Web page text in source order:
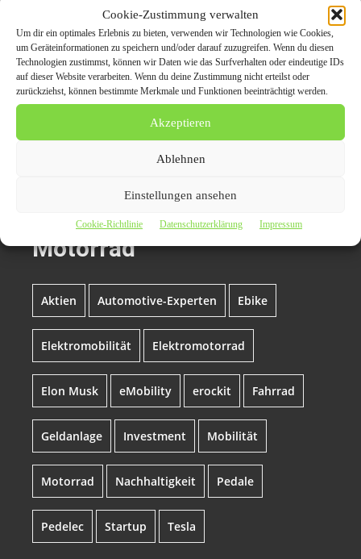
Cookie-Zustimmung verwalten
Um dir ein optimales Erlebnis zu bieten, verwenden wir Technologien wie Cookies,
um Geräteinformationen zu speichern und/oder darauf zuzugreifen. Wenn du diesen
Technologien zustimmst, können wir Daten wie das Surfverhalten oder eindeutige IDs
auf dieser Website verarbeiten. Wenn du deine Zustimmung nicht erteilst oder
zurückziehst, können bestimmte Merkmale und Funktionen beeinträchtigt werden.
Akzeptieren
Ablehnen
Einstellungen ansehen
Cookie-Richtlinie Datenschutzerklärung Impressum
akzeptieren und diesen Inhalt zu aktivieren
Die Bildrechte liegen bei dem Verfasser der Mitteilung.
Innovation: eROCKIT
vereint Fahrrad, eBike und
Motorrad
Aktien Automotive-Experten Ebike
Elektromobilität Elektromotorrad
Elon Musk eMobility erockit Fahrrad
Geldanlage Investment Mobilität
Motorrad Nachhaltigkeit Pedale
Pedelec Startup Tesla